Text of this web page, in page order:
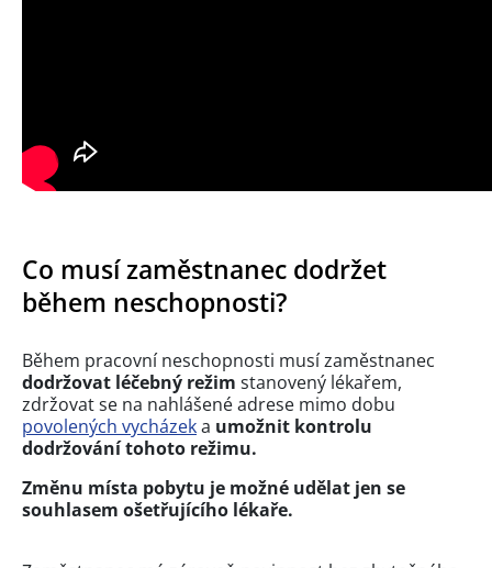
Co musí zaměstnanec dodržet
během neschopnosti?
Během pracovní neschopnosti musí zaměstnanec
dodržovat léčebný režim stanovený lékařem,
zdržovat se na nahlášené adrese mimo dobu
povolených vycházeka umožnit kontrolu
dodržování tohoto režimu.
Změnu místa pobytu je možné udělat jen se
souhlasem ošetřujícího lékaře.